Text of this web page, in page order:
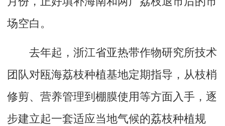
场空白。
去年起，浙江省亚热带作物研究所技术
团队对瓯海荔枝种植基地定期指导，从枝梢
修剪、营养管理到棚膜使用等方面入手，逐
步建立起一套适应当地气候的荔枝种植规